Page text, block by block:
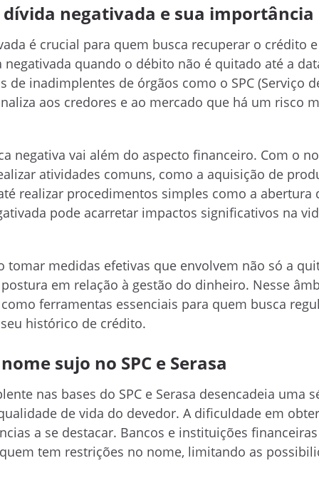
negativada e sua importância
é crucial para quem busca recuperar o crédito
quando o débito não é quitado até a
inadimplentes de órgãos como o SPC (Serviço
aos credores e ao mercado que há um risco
negativa vai além do aspecto financeiro. Com o
atividades comuns, como a aquisição de
realizar procedimentos simples como a abertura
pode acarretar impactos significativos na
tomar medidas efetivas que envolvem não só a
em relação à gestão do dinheiro. Nesse
ferramentas essenciais para quem busca
histórico de crédito.
sujo no SPC e Serasa
nas bases do SPC e Serasa desencadeia uma
de vida do devedor. A dificuldade em
a se destacar. Bancos e instituições
tem restrições no nome, limitando as